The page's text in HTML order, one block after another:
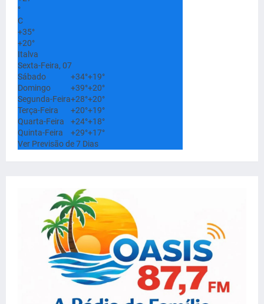
°
C
+35°
+20°
Italva
Sexta-Feira, 07
Sábado
+34°+19°
Domingo
+39°+20°
Segunda-Feira+28°+20°
Terça-Feira
+20°+19°
Quarta-Feira
+24°+18°
Quinta-Feira
+29°+17°
Ver Previsão de 7 Dias